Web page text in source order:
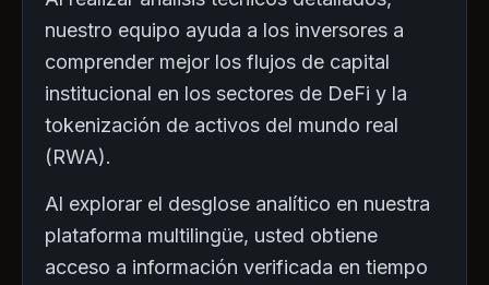
nuestro equipo ayuda a los inversores a
comprender mejor los flujos de capital
institucional en los sectores de DeFi y la
tokenización de activos del mundo real
(RWA).
Al explorar el desglose analítico en nuestra
plataforma multilingüe, usted obtiene
acceso a información verificada en tiempo